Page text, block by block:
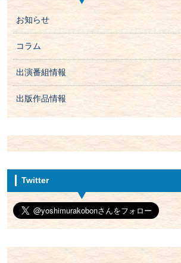
お知らせ
コラム
出演番組情報
出版作品情報
Twitter